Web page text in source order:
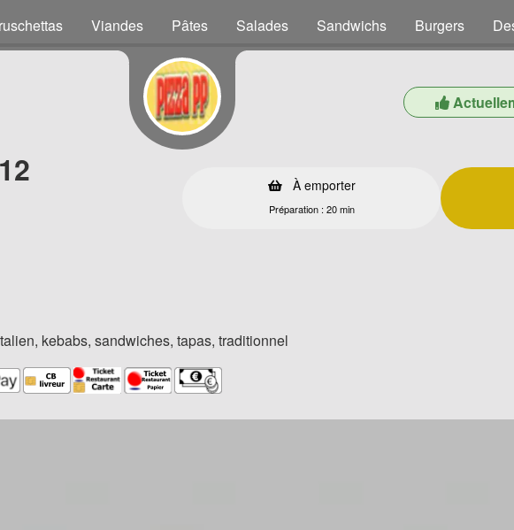
Viandes Pâtes Salades Sandwichs Burgers
À emporter
Préparation : 20 min
kebabs, sandwiches, tapas, traditionnel